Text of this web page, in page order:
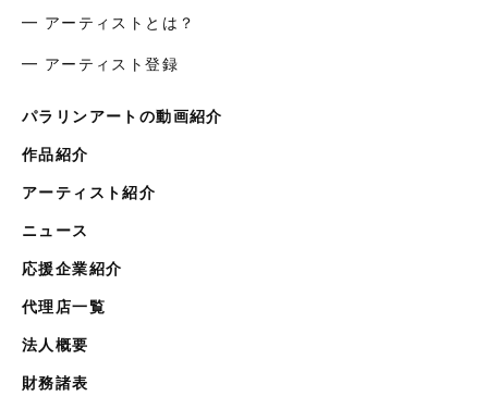
━ アーティストとは？
━ アーティスト登録
パラリンアートの動画紹介
作品紹介
アーティスト紹介
ニュース
応援企業紹介
代理店一覧
法人概要
財務諸表